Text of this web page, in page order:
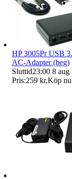
HP 3005Pr USB
AC-Adapter (beg)
Sluttid23:00 8 aug
Pris:259 kr,Köp nu